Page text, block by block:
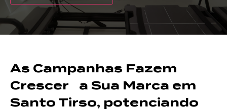
As Campanhas Fazem
Crescer a Sua Marca em
Santo Tirso, potenciando